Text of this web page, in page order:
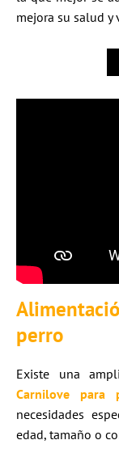
mejora su salud y
perro
Existe una
Carnilove para
necesidades
edad, tamaño o